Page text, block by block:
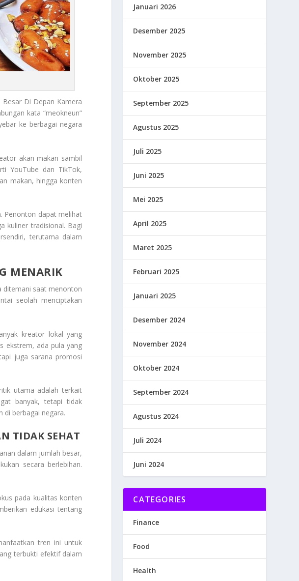
Di Depan Kamera
kata “meokneun”
ke berbagai negara
akan makan sambil
YouTube dan TikTok,
makan, hingga konten
Penonton dapat melihat
kuliner tradisional. Bagi
terutama dalam
MENARIK
ditemani saat menonton
seolah menciptakan
kreator lokal yang
ekstrem, ada pula yang
juga sarana promosi
utama adalah terkait
banyak, tetapi tidak
di berbagai negara.
TIDAK SEHAT
dalam jumlah besar,
secara berlebihan.
pada kualitas konten
edukasi tentang
tren ini untuk
terbukti efektif dalam
Januari 2026
Desember 2025
November 2025
Oktober 2025
September 2025
Agustus 2025
Juli 2025
Juni 2025
Mei 2025
April 2025
Maret 2025
Februari 2025
Januari 2025
Desember 2024
November 2024
Oktober 2024
September 2024
Agustus 2024
Juli 2024
Juni 2024
CATEGORIES
Finance
Food
Health